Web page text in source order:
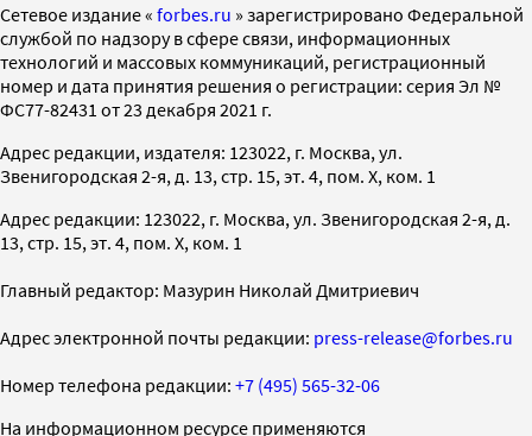
Cетевое издание « forbes.ru » зарегистрировано Федеральной
службой по надзору в сфере связи, информационных
технологий и массовых коммуникаций, регистрационный
номер и дата принятия решения о регистрации: серия Эл №
ФС77-82431 от 23 декабря 2021 г.
Адрес редакции, издателя: 123022, г. Москва, ул.
Звенигородская 2-я, д. 13, стр. 15, эт. 4, пом. X, ком. 1
Адрес редакции: 123022, г. Москва, ул. Звенигородская 2-я, д.
13, стр. 15, эт. 4, пом. X, ком. 1
Главный редактор: Мазурин Николай Дмитриевич
Адрес электронной почты редакции: press-release@forbes.ru
Номер телефона редакции: +7 (495) 565-32-06
На информационном ресурсе применяются